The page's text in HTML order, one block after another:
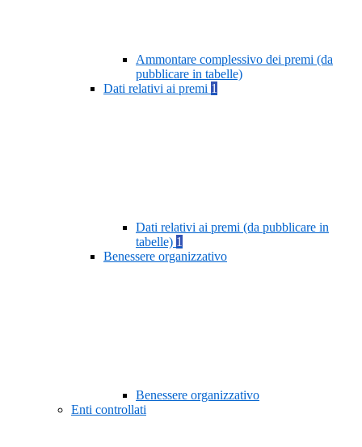
Ammontare complessivo dei premi (da
pubblicare in tabelle)
Dati relativi ai premi 1
Dati relativi ai premi (da pubblicare in
tabelle) 1
Benessere organizzativo
Benessere organizzativo
Enti controllati